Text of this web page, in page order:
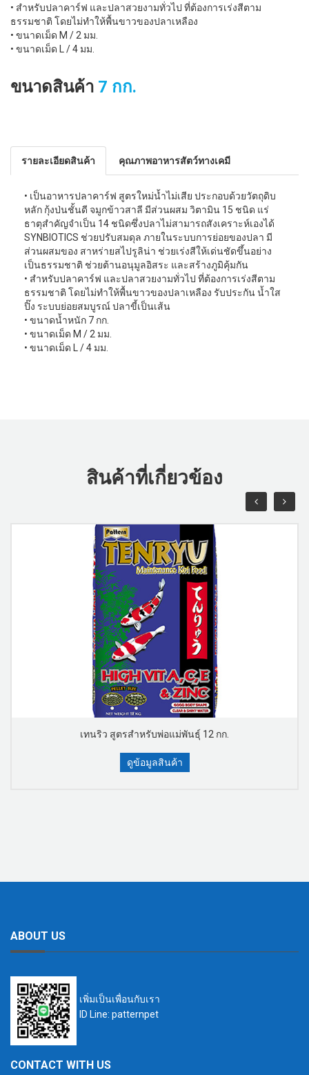
• สำหรับปลาคาร์ฟ และปลาสวยงามทั่วไป ที่ต้องการเร่งสีตาม
ธรรมชาติ โดยไม่ทำให้พื้นขาวของปลาเหลือง
• ขนาดเม็ด M / 2 มม.
• ขนาดเม็ด L / 4 มม.
ขนาดสินค้า 7 กก.
รายละเอียดสินค้า คุณภาพอาหารสัตว์ทางเคมี
• เป็นอาหารปลาคาร์ฟ สูตรใหม่นํ้าไม่เสีย ประกอบด้วยวัตถุดิบ
หลัก กุ้งป่นชั้นดี จมูกข้าวสาลี มีส่วนผสม วิตามิน 15 ชนิด แร่
ธาตุสำคัญจำเป็น 14 ชนิดซึ่งปลาไม่สามารถสังเคราะห์เองได้
SYNBIOTICS ช่วยปรับสมดุล ภายในระบบการย่อยของปลา มี
ส่วนผสมของ สาหร่ายสไปรูลิน่า ช่วยเร่งสีให้เด่นชัดขึ้นอย่าง
เป็นธรรมชาติ ช่วยต้านอนุมูลอิสระ และสร้างภูมิคุ้มกัน
• สำหรับปลาคาร์ฟ และปลาสวยงามทั่วไป ที่ต้องการเร่งสีตาม
ธรรมชาติ โดยไม่ทำให้พื้นขาวของปลาเหลือง รับประกัน นํ้าใส
ปิ๊ง ระบบย่อยสมบูรณ์ ปลาขี้เป็นเส้น
• ขนาดน้ำหนัก 7 กก.
• ขนาดเม็ด M / 2 มม.
• ขนาดเม็ด L / 4 มม.
สินค้าที่เกี่ยวข้อง
เทนริว สูตรสำหรับพ่อแม่พันธุ์ 12 กก.
ดูข้อมูลสินค้า
ABOUT US
เพิ่มเป็นเพื่อนกับเรา
ID Line: patternpet
CONTACT WITH US